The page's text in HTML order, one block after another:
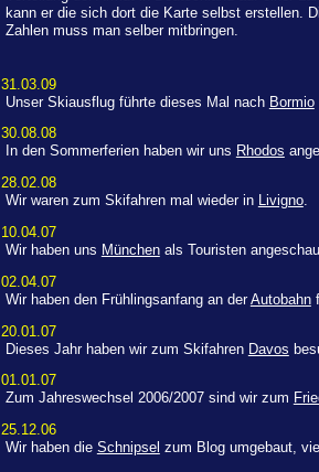
kann er die sich dort die Karte selbst erstellen.
Zahlen muss man selber mitbringen.
31.03.09
Unser Skiausflug führte dieses Mal nach Bormio
30.08.08
In den Sommerferien haben wir uns Rhodos
28.02.08
Wir waren zum Skifahren mal wieder in Livigno.
10.04.07
Wir haben uns Münchenals Touristen
02.04.07
Wir haben den Frühlingsanfang an derAutobahn
20.01.07
Dieses Jahr haben wir zum Skifahren Davos
01.01.07
Zum Jahreswechsel 2006/2007 sind wir zum
25.12.06
Wir haben die Schnipsel zum Blog umgebaut,